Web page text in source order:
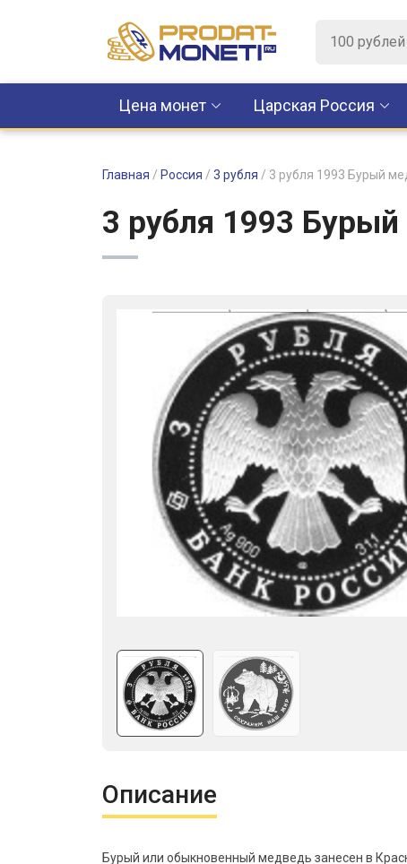
Цена монет Царская Россия
Главная / Россия / 3 рубля / 3 рубля 1993 Бурый
3 рубля 1993
Описание
Бурый или обыкновенный медведь занесен в